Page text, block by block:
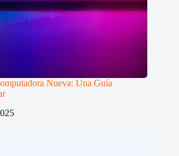
Nueva: Una Guía